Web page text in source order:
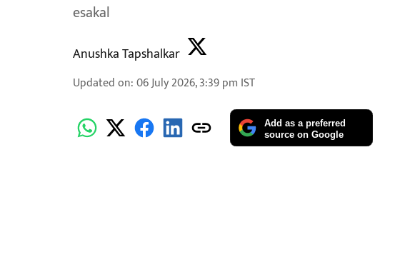
esakal
Anushka Tapshalkar
Updated on:06 July 2026, 3:39 pm IST
Add as a preferred
source on Google